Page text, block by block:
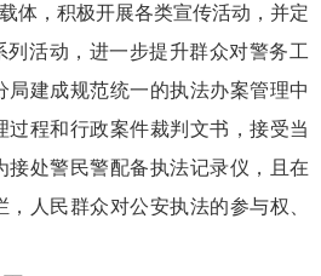
体，积极开展各类宣传活动，并定
列活动，进一步提升群众对警务工
局建成规范统一的执法办案管理中
过程和行政案件裁判文书，接受当
接处警民警配备执法记录仪，且在
人民群众对公安执法的参与权、